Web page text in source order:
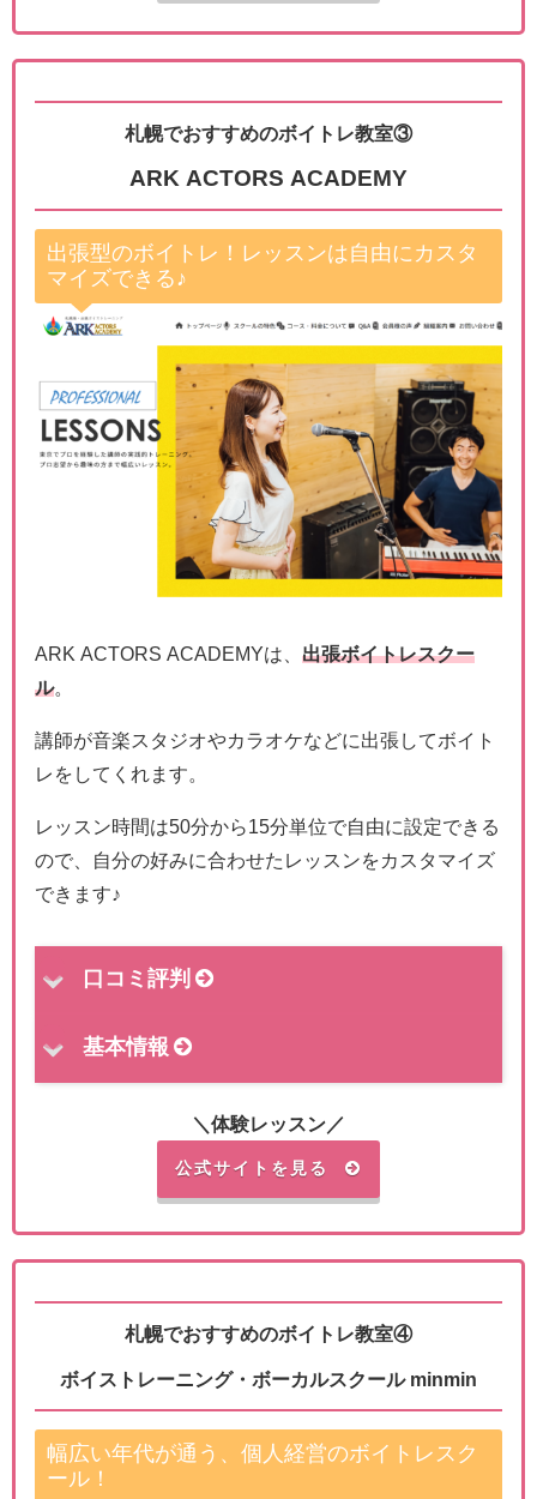
札幌でおすすめのボイトレ教室③
ARK ACTORS ACADEMY
出張型のボイトレ！レッスンは自由にカスタ
マイズできる♪
ARK ACTORS ACADEMYは、 出張ボイトレスクー
ル。
講師が音楽スタジオやカラオケなどに出張してボイト
レをしてくれます。
レッスン時間は50分から15分単位で自由に設定できる
ので、自分の好みに合わせたレッスンをカスタマイズ
できます♪
口コミ評判
基本情報
＼体験レッスン／
公式サイトを見る
札幌でおすすめのボイトレ教室④
ボイストレーニング・ボーカルスクール minmin
幅広い年代が通う、個人経営のボイトレスク
ール！